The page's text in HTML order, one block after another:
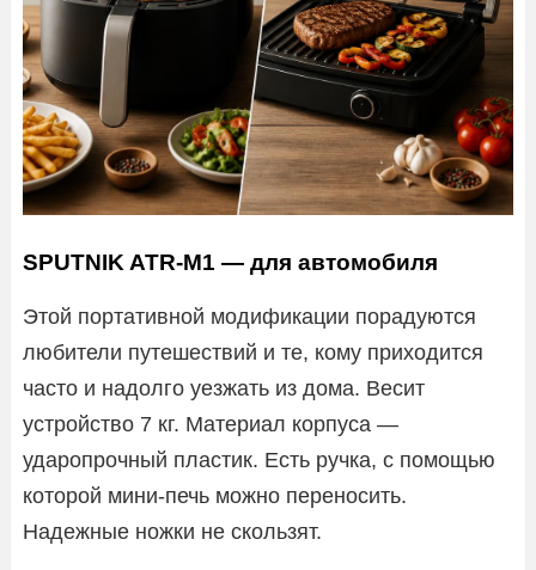
SPUTNIK ATR-M1 — для автомобиля
Этой портативной модификации порадуются
любители путешествий и те, кому приходится
часто и надолго уезжать из дома. Весит
устройство 7 кг. Материал корпуса —
ударопрочный пластик. Есть ручка, с помощью
которой мини-печь можно переносить.
Надежные ножки не скользят.